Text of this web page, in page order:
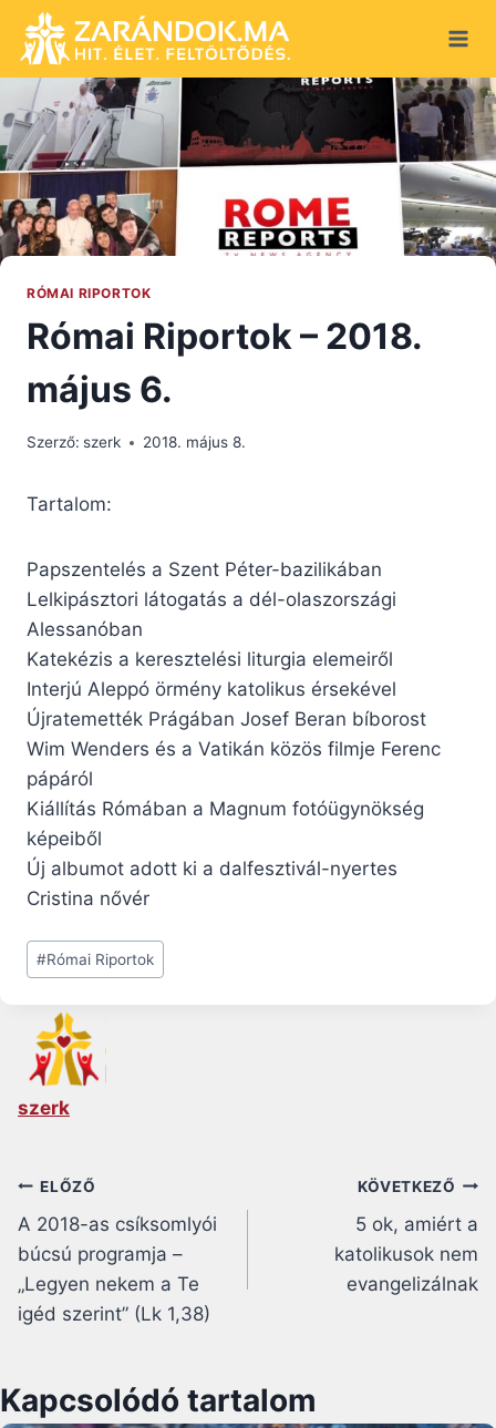
content
RÓMAI RIPORTOK
Római Riportok – 2018.
május 6.
Szerző: szerk 2018. május 8.
Tartalom:
Papszentelés a Szent Péter-bazilikában
Lelkipásztori látogatás a dél-olaszországi
Alessanóban
Katekézis a keresztelési liturgia elemeiről
Interjú Aleppó örmény katolikus érsekével
Újratemették Prágában Josef Beran bíborost
Wim Wenders és a Vatikán közös filmje Ferenc
pápáról
Kiállítás Rómában a Magnum fotóügynökség
képeiből
Új albumot adott ki a dalfesztivál-nyertes
Cristina nővér
Post
Tags:
#Római Riportok
szerk
Bejegyzés
navigáció
ELŐZŐ
A 2018-as csíksomlyói
búcsú programja –
„Legyen nekem a Te
igéd szerint” (Lk 1,38)
KÖVETKEZŐ
5 ok, amiért a
katolikusok nem
evangelizálnak
Kapcsolódó tartalom